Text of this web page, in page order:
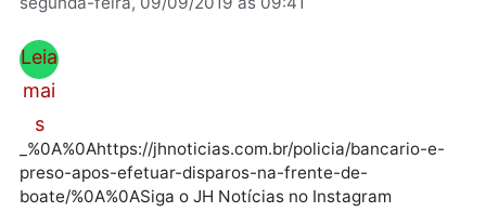
Por
segunda-feira, 09/09/2019 às 09:41
Leia
mai
s